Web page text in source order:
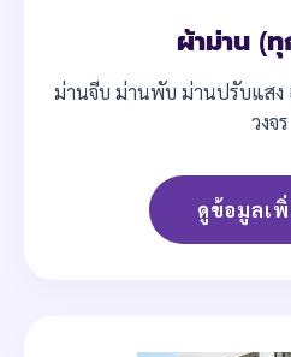
ผ้าม่าน (
ม่านจีบ ม่านพับ ม่านปรับแสง
วงจร
ดูข้อมูลเ